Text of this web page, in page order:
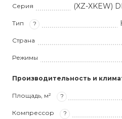
Серия (XZ-XKEW)
Тип ?
Страна
Режимы
Производительность и
Площадь, м² ?
Компрессор ?